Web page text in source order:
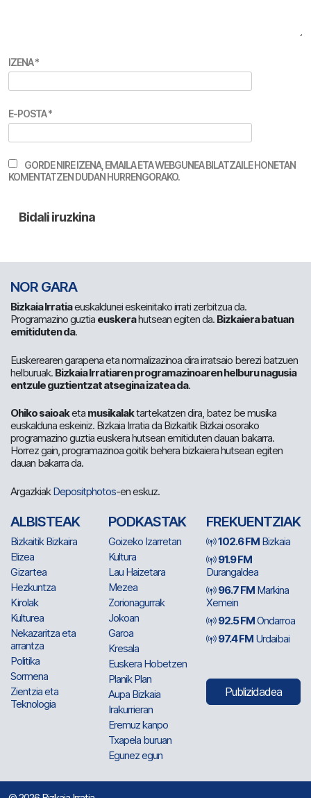
IZENA*
E-POSTA*
GORDE NIRE IZENA, EMAILA ETA WEBGUNEA BILATZAILE HONETAN
KOMENTATZEN DUDAN HURRENGORAKO.
NOR GARA
Bizkaia Irratiaeuskaldunei eskeinitako irrati zerbitzua da.
Programazino guztia euskerahutsean egiten da. Bizkaiera batuan
emitiduten da.
Euskerearen garapena eta normalizazinoa dira irratsaio berezi batzuen
helburuak. Bizkaia Irratiaren programazinoaren helburu nagusia
entzule guztientzat atsegina izatea da.
Ohiko saioaketa musikalaktartekatzen dira, batez be musika
euskalduna eskeiniz. Bizkaia Irratia da Bizkaitik Bizkai osorako
programazino guztia euskera hutsean emitiduten dauan bakarra.
Horrez gain, programazinoa goitik behera bizkaiera hutsean egiten
dauan bakarra da.
ArgazkiakDepositphotos-en eskuz.
ALBISTEAK
Bizkaitik Bizkaira
Elizea
Gizartea
Hezkuntza
Kirolak
Kulturea
Nekazaritza eta
arrantza
Politika
Sormena
Zientzia eta
Teknologia
PODKASTAK
Goizeko Izarretan
Kultura
Lau Haizetara
Mezea
Zorionagurrak
Jokoan
Garoa
Kresala
Euskera Hobetzen
Planik Plan
Aupa Bizkaia
Irakurrieran
Eremuz kanpo
Txapela buruan
Egunez egun
FREKUENTZIAK
102.6 FM Bizkaia
91.9 FM
Durangaldea
96.7 FM Markina
Xemein
92.5 FMOndarroa
97.4 FM Urdaibai
Publizidadea